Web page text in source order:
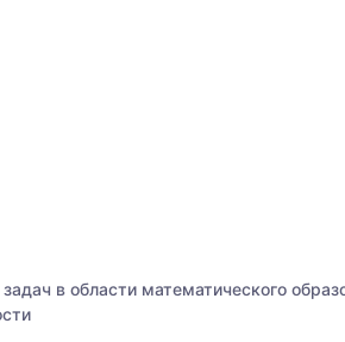
в области математического